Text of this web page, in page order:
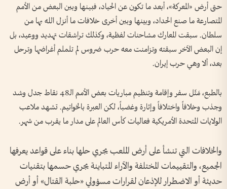
حتى أرض «المعركة»، أبعد ما تكون عن الحياد، فبينها وبين البعض من الأمم
المتصارعة ما صنع الحداد، وبينها وبين أخرى خلافات ما أنزل الله بها من
سلطان. سبقت المعارك مشاحنات لفظية، وكذلك تراشقات تهديد ووعيد، بل
إن البعض الآخر سبقته وتزامنت معه حرب ضروس لم تلملم أغراضها وترحل
بعد، ألا وهي حرب إيران.
بالطبع، مَثّل سفر وإقامة وتنظيم مباريات بعض الأمم الـ48 نقاط جدل وشد
وجذب وخلافاً واختلافاً وإثارة وغضباً، لكن العبرة بالخواتيم. تشهد ملاعب
الولايات المتحدة الأمريكية فعاليات كأس العالم على مدار ما يقرب من شهر.
والخلافات التي تنشأ على أرض الملعب يجري حلها بناء على قواعد يعرفها
الجميع، والتقييمات المختلفة والآراء المتباينة يجري حسمها بتقنيات
حديثة أو الاضطرار للإذعان لقرارات مسؤولي «حلبة القتال» أو أرض